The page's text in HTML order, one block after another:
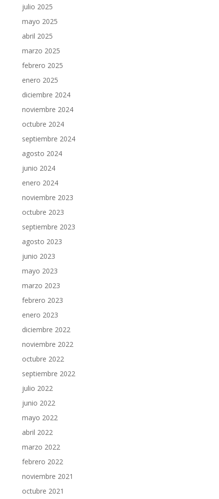
julio 2025
mayo 2025
abril 2025
marzo 2025
febrero 2025
enero 2025
diciembre 2024
noviembre 2024
octubre 2024
septiembre 2024
agosto 2024
junio 2024
enero 2024
noviembre 2023
octubre 2023
septiembre 2023
agosto 2023
junio 2023
mayo 2023
marzo 2023
febrero 2023
enero 2023
diciembre 2022
noviembre 2022
octubre 2022
septiembre 2022
julio 2022
junio 2022
mayo 2022
abril 2022
marzo 2022
febrero 2022
noviembre 2021
octubre 2021